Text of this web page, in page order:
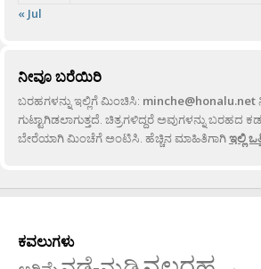
« Jul
ನೀವೂ ಬರೆಯಿರಿ
ಬರಹಗಳನ್ನು ಇಲ್ಲಿಗೆ ಮಿಂಚಿಸಿ: minche@honalu.net
ಗುಟ್ಟಾಗಿಡಲಾಗುತ್ತದೆ. ಚಿತ್ರಗಳಿದ್ದರೆ ಅವುಗಳನ್ನು ಬರಹದ
ಬೇರೆಯಾಗಿ ಮಿಂಚೆಗೆ ಅಂಟಿಸಿ. ಹೆಚ್ಚಿನ ಮಾಹಿತಿಗಾಗಿಇಲ್ಲಿ
ಕವಲುಗಳು